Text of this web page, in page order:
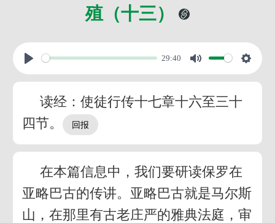
殖（十三）
29:40
读经：使徒行传十七章十六至三十
四节。
在本篇信息中，我们要研读保罗在
亚略巴古的传讲。亚略巴古就是马尔斯
山，在那里有古老庄严的雅典法庭，审